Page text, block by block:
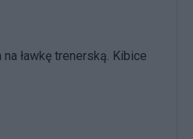
ławkę trenerską. Kibice